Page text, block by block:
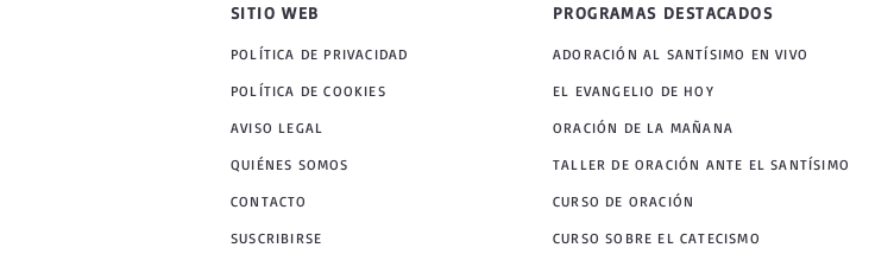
SITIO WEB
POLÍTICA DE PRIVACIDAD
POLÍTICA DE COOKIES
AVISO LEGAL
QUIÉNES SOMOS
CONTACTO
SUSCRIBIRSE
PROGRAMAS DESTACADOS
ADORACIÓN AL SANTÍSIMO EN VIVO
EL EVANGELIO DE HOY
ORACIÓN DE LA MAÑANA
TALLER DE ORACIÓN ANTE EL SANTÍSIMO
CURSO DE ORACIÓN
CURSO SOBRE EL CATECISMO